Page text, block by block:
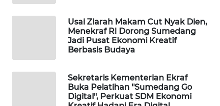
Usai Ziarah Makam Cut Nyak Dien,
Menekraf RI Dorong Sumedang
Jadi Pusat Ekonomi Kreatif
Berbasis Budaya
Sekretaris Kementerian Ekraf
Buka Pelatihan "Sumedang Go
Digital", Perkuat SDM Ekonomi
MASYARAKAT
KELISTRIKAN